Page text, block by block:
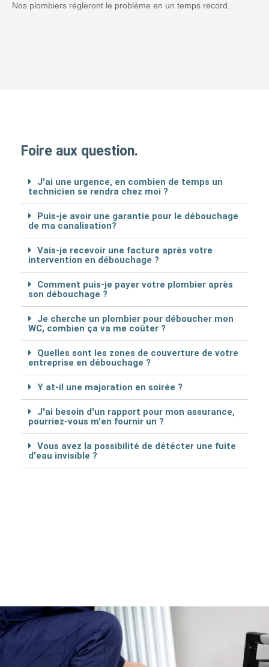
Nos plombiers régleront le problème en un temps record.
Foire aux question.
J'ai une urgence, en combien de temps un
technicien se rendra chez moi ?
Puis-je avoir une garantie pour le débouchage
de ma canalisation?
Vais-je recevoir une facture après votre
intervention en débouchage ?
Comment puis-je payer votre plombier après
son débouchage ?
Je cherche un plombier pour déboucher mon
WC, combien ça va me coûter ?
Quelles sont les zones de couverture de votre
entreprise en débouchage ?
Y at-il une majoration en soirée ?
J'ai besoin d'un rapport pour mon assurance,
pourriez-vous m'en fournir un ?
Vous avez la possibilité de détécter une fuite
d'eau invisible ?